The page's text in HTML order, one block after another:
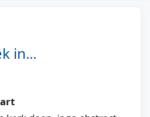
in...